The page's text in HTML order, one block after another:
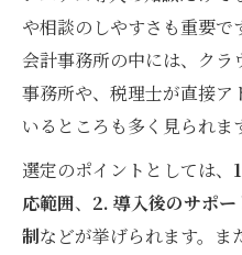
や相談のしやすさも重要で
会計事務所の中には、クラ
事務所や、税理士が直接ア
いるところも多く見られま
選定のポイントとしては、
応範囲、 2. 導入後のサポー
制などが挙げられます。